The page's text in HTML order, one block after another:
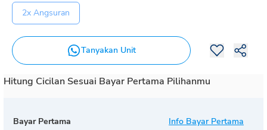
2x Angsuran
Tanyakan Unit
Hitung Cicilan Sesuai Bayar Pertama Pilihanmu
Bayar Pertama Info Bayar Pertama